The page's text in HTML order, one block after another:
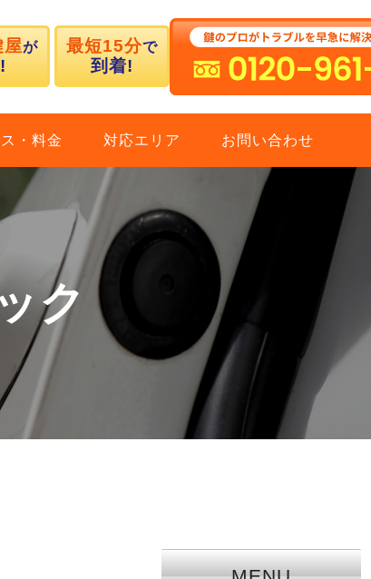
屋が 最短15分で
到着!
・料金 対応エリア お問い合わせ
ク